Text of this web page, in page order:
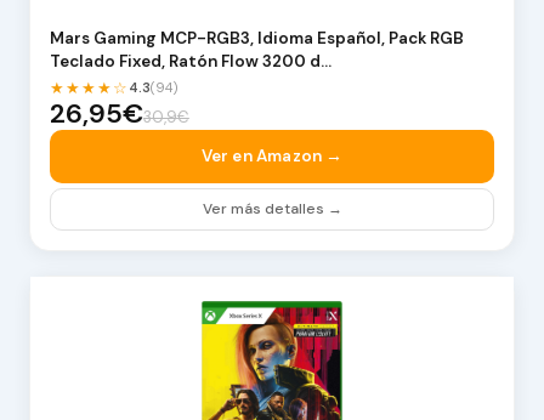
Mars Gaming MCP-RGB3, Idioma Español, Pack RGB
Teclado Fixed, Ratón Flow 3200 d…
★★★★☆ 4.3(94)
26,95€30,9€
Ver en Amazon →
Ver más detalles →